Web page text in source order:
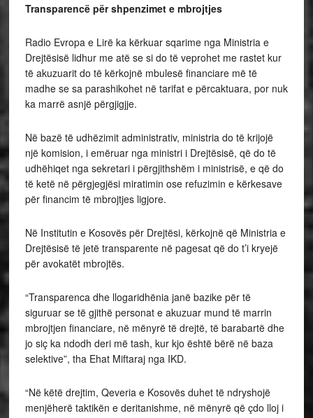
Transparencë për shpenzimet e mbrojtjes
Radio Evropa e Lirë ka kërkuar sqarime nga Ministria e
Drejtësisë lidhur me atë se si do të veprohet me rastet kur
të akuzuarit do të kërkojnë mbulesë financiare më të
madhe se sa parashikohet në tarifat e përcaktuara, por nuk
ka marrë asnjë përgjigjje.
Në bazë të udhëzimit administrativ, ministria do të krijojë
një komision, i emëruar nga ministri i Drejtësisë, që do të
udhëhiqet nga sekretari i përgjithshëm i ministrisë, e që do
të ketë në përgjegjësi miratimin ose refuzimin e kërkesave
për financim të mbrojtjes ligjore.
Në Institutin e Kosovës për Drejtësi, kërkojnë që Ministria e
Drejtësisë të jetë transparente në pagesat që do t’i kryejë
për avokatët mbrojtës.
“Transparenca dhe llogaridhënia janë bazike për të
siguruar se të gjithë personat e akuzuar mund të marrin
mbrojtjen financiare, në mënyrë të drejtë, të barabartë dhe
jo siç ka ndodh deri më tash, kur kjo është bërë në baza
selektive”, tha Ehat Miftaraj nga IKD.
“Në këtë drejtim, Qeveria e Kosovës duhet të ndryshojë
menjëherë taktikën e deritanishme, në mënyrë që çdo lloj i